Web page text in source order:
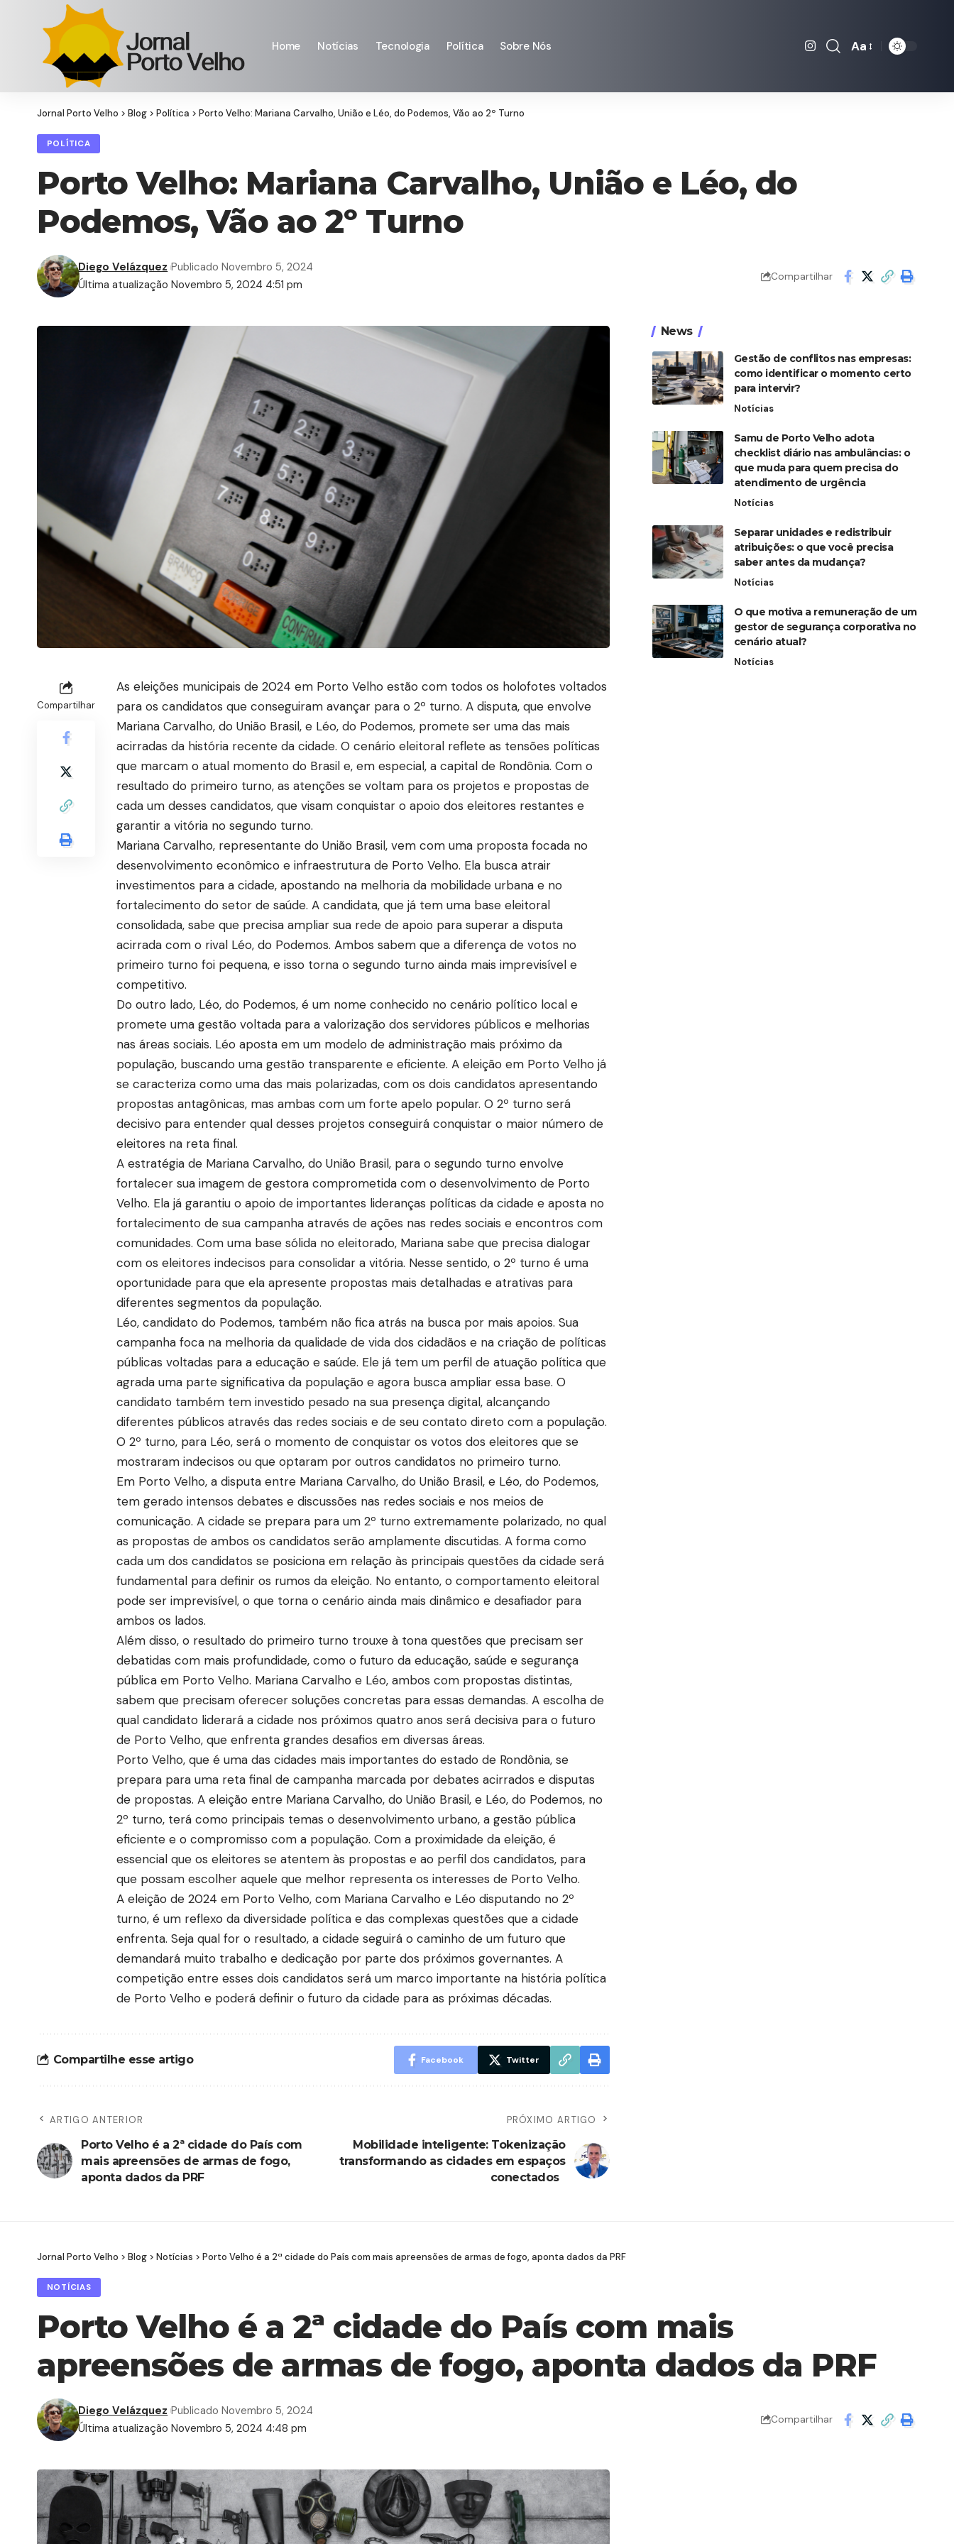
Home Notícias Tecnologia Política Sobre Nós
Font
Aa
Jornal Porto Velho > Blog > Política > Porto Velho: Mariana Carvalho, União e Léo, do Podemos, Vão ao 2º Turno
POLÍTICA
Porto Velho: Mariana Carvalho, União e Léo, do
Podemos, Vão ao 2º Turno
Última atualização Novembro 5, 2024 4:51 pm
Diego Velázquez Publicado Novembro 5, 2024
Compartilhar
Compartilhar
As eleições municipais de 2024 em Porto Velho estão com todos os holofotes voltados
para os candidatos que conseguiram avançar para o 2º turno. A disputa, que envolve
Mariana Carvalho, do União Brasil, e Léo, do Podemos, promete ser uma das mais
acirradas da história recente da cidade. O cenário eleitoral reflete as tensões políticas
que marcam o atual momento do Brasil e, em especial, a capital de Rondônia. Com o
resultado do primeiro turno, as atenções se voltam para os projetos e propostas de
cada um desses candidatos, que visam conquistar o apoio dos eleitores restantes e
garantir a vitória no segundo turno.
Mariana Carvalho, representante do União Brasil, vem com uma proposta focada no
desenvolvimento econômico e infraestrutura de Porto Velho. Ela busca atrair
investimentos para a cidade, apostando na melhoria da mobilidade urbana e no
fortalecimento do setor de saúde. A candidata, que já tem uma base eleitoral
consolidada, sabe que precisa ampliar sua rede de apoio para superar a disputa
acirrada com o rival Léo, do Podemos. Ambos sabem que a diferença de votos no
primeiro turno foi pequena, e isso torna o segundo turno ainda mais imprevisível e
competitivo.
Do outro lado, Léo, do Podemos, é um nome conhecido no cenário político local e
promete uma gestão voltada para a valorização dos servidores públicos e melhorias
nas áreas sociais. Léo aposta em um modelo de administração mais próximo da
população, buscando uma gestão transparente e eficiente. A eleição em Porto Velho já
se caracteriza como uma das mais polarizadas, com os dois candidatos apresentando
propostas antagônicas, mas ambas com um forte apelo popular. O 2º turno será
decisivo para entender qual desses projetos conseguirá conquistar o maior número de
eleitores na reta final.
A estratégia de Mariana Carvalho, do União Brasil, para o segundo turno envolve
fortalecer sua imagem de gestora comprometida com o desenvolvimento de Porto
Velho. Ela já garantiu o apoio de importantes lideranças políticas da cidade e aposta no
fortalecimento de sua campanha através de ações nas redes sociais e encontros com
comunidades. Com uma base sólida no eleitorado, Mariana sabe que precisa dialogar
com os eleitores indecisos para consolidar a vitória. Nesse sentido, o 2º turno é uma
oportunidade para que ela apresente propostas mais detalhadas e atrativas para
diferentes segmentos da população.
Léo, candidato do Podemos, também não fica atrás na busca por mais apoios. Sua
campanha foca na melhoria da qualidade de vida dos cidadãos e na criação de políticas
públicas voltadas para a educação e saúde. Ele já tem um perfil de atuação política que
agrada uma parte significativa da população e agora busca ampliar essa base. O
candidato também tem investido pesado na sua presença digital, alcançando
diferentes públicos através das redes sociais e de seu contato direto com a população.
O 2º turno, para Léo, será o momento de conquistar os votos dos eleitores que se
mostraram indecisos ou que optaram por outros candidatos no primeiro turno.
Em Porto Velho, a disputa entre Mariana Carvalho, do União Brasil, e Léo, do Podemos,
tem gerado intensos debates e discussões nas redes sociais e nos meios de
comunicação. A cidade se prepara para um 2º turno extremamente polarizado, no qual
as propostas de ambos os candidatos serão amplamente discutidas. A forma como
cada um dos candidatos se posiciona em relação às principais questões da cidade será
fundamental para definir os rumos da eleição. No entanto, o comportamento eleitoral
pode ser imprevisível, o que torna o cenário ainda mais dinâmico e desafiador para
ambos os lados.
Além disso, o resultado do primeiro turno trouxe à tona questões que precisam ser
debatidas com mais profundidade, como o futuro da educação, saúde e segurança
pública em Porto Velho. Mariana Carvalho e Léo, ambos com propostas distintas,
sabem que precisam oferecer soluções concretas para essas demandas. A escolha de
qual candidato liderará a cidade nos próximos quatro anos será decisiva para o futuro
de Porto Velho, que enfrenta grandes desafios em diversas áreas.
Porto Velho, que é uma das cidades mais importantes do estado de Rondônia, se
prepara para uma reta final de campanha marcada por debates acirrados e disputas
de propostas. A eleição entre Mariana Carvalho, do União Brasil, e Léo, do Podemos, no
2º turno, terá como principais temas o desenvolvimento urbano, a gestão pública
eficiente e o compromisso com a população. Com a proximidade da eleição, é
essencial que os eleitores se atentem às propostas e ao perfil dos candidatos, para
que possam escolher aquele que melhor representa os interesses de Porto Velho.
A eleição de 2024 em Porto Velho, com Mariana Carvalho e Léo disputando no 2º
turno, é um reflexo da diversidade política e das complexas questões que a cidade
enfrenta. Seja qual for o resultado, a cidade seguirá o caminho de um futuro que
demandará muito trabalho e dedicação por parte dos próximos governantes. A
competição entre esses dois candidatos será um marco importante na história política
de Porto Velho e poderá definir o futuro da cidade para as próximas décadas.
Compartilhe esse artigo Facebook Twitter
ARTIGO ANTERIOR
Porto Velho é a 2ª cidade do País com
mais apreensões de armas de fogo,
aponta dados da PRF
PRÓXIMO ARTIGO
Mobilidade inteligente: Tokenização
transformando as cidades em espaços
conectados
News
Gestão de conflitos nas empresas:
como identificar o momento certo
para intervir?
Notícias
Samu de Porto Velho adota
checklist diário nas ambulâncias: o
que muda para quem precisa do
atendimento de urgência
Notícias
Separar unidades e redistribuir
atribuições: o que você precisa
saber antes da mudança?
Notícias
O que motiva a remuneração de um
gestor de segurança corporativa no
cenário atual?
Notícias
Jornal Porto Velho > Blog > Notícias > Porto Velho é a 2ª cidade do País com mais apreensões de armas de fogo, aponta dados da PRF
NOTÍCIAS
Porto Velho é a 2ª cidade do País com mais
apreensões de armas de fogo, aponta dados da PRF
Última atualização Novembro 5, 2024 4:48 pm
Diego Velázquez Publicado Novembro 5, 2024
Compartilhar